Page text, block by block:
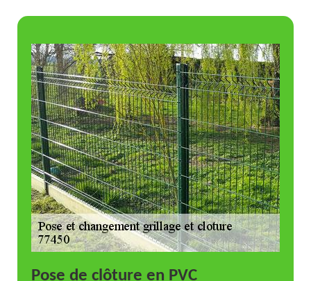
Pose de clôture en PVC